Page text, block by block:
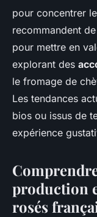
pour concentrer
recommandent
pour mettre en
explorant des
le fromage de
Les tendances
bios ou issus de
expérience
production
rosés